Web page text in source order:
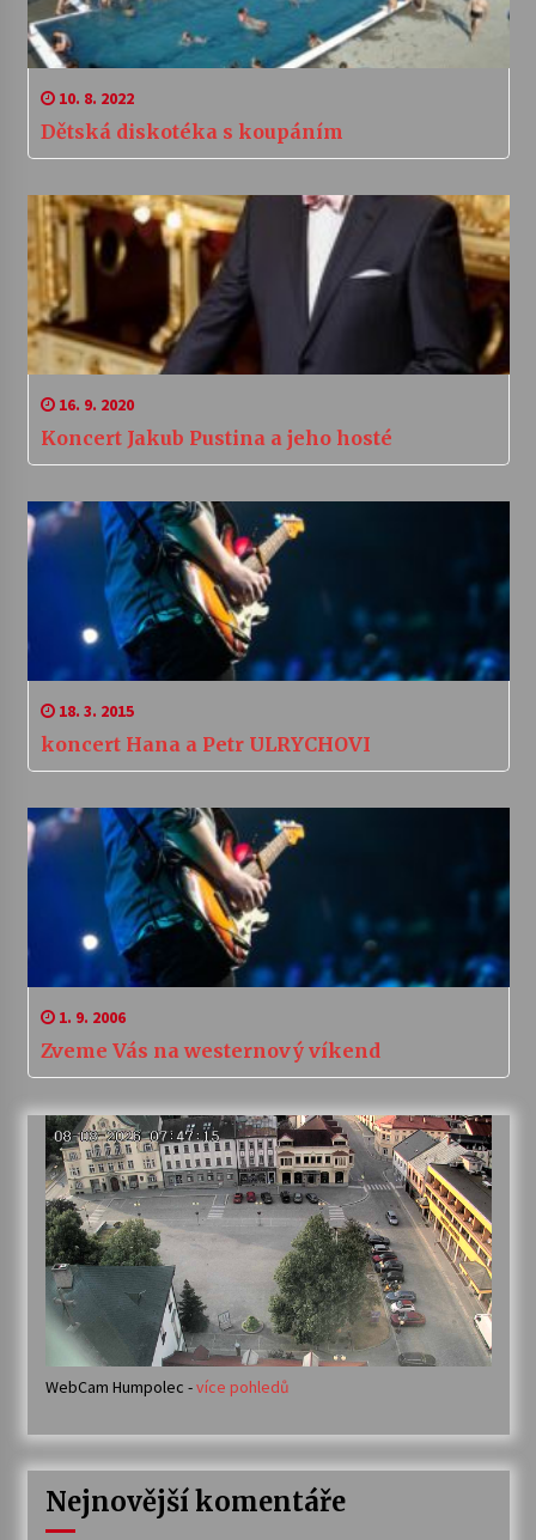
10. 8. 2022
Dětská diskotéka s koupáním
16. 9. 2020
Koncert Jakub Pustina a jeho hosté
18. 3. 2015
koncert Hana a Petr ULRYCHOVI
1. 9. 2006
Zveme Vás na westernový víkend
WebCam Humpolec -více pohledů
Nejnovější komentáře